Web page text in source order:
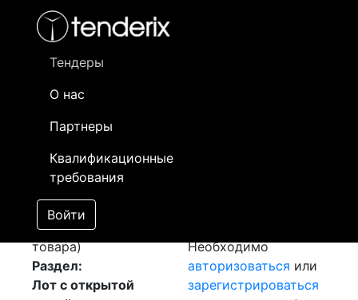
Тендеры
О нас
Партнеры
Квалификационные
требования
Войти
- активный лот
- сохраненный лот (не опубликован)
Закупка:
Конденцатор
[Завершен]
Лот №:822
АУКЦИОН (покупка
товара)
Раздел:
Лот с открытой
Необходимо
авторизоваться или
зарегистрироваться